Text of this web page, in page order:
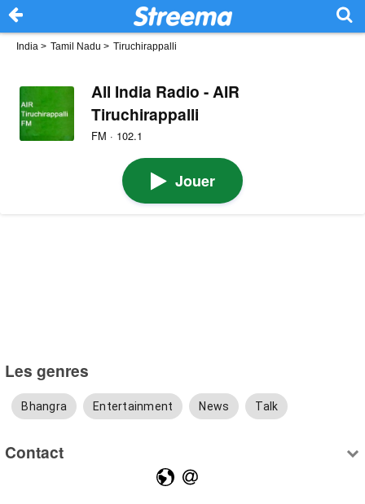
India > Tamil Nadu > Tiruchirappalli
All India Radio - AIR
Tiruchirappalli
FM · 102.1
Jouer
Les genres
Bhangra Entertainment News Talk
Contact